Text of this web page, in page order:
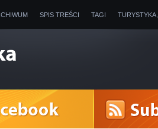
SPIS TREŚCI TAGI